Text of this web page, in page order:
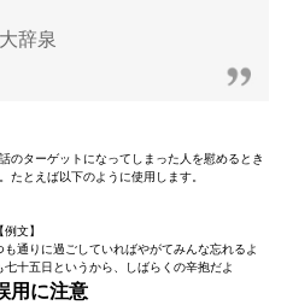
辞泉
のターゲットになってしまった人を慰めるとき
たとえば以下のように使用します。
【例文】
通りに過ごしていればやがてみんな忘れるよ
十五日というから、しばらくの辛抱だよ
用に注意